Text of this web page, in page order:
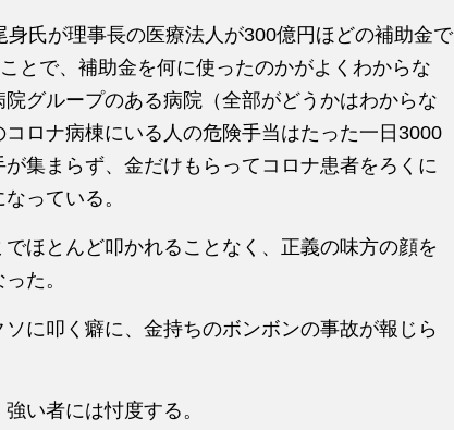
氏が理事長の医療法人が300億円ほどの補助金で
とで、補助金を何に使ったのかがよくわからな
グループのある病院（全部がどうかはわからな
ロナ病棟にいる人の危険手当はたった一日3000
集まらず、金だけもらってコロナ患者をろくに
っている。
ほとんど叩かれることなく、正義の味方の顔を
た。
に叩く癖に、金持ちのボンボンの事故が報じら
い者には忖度する。